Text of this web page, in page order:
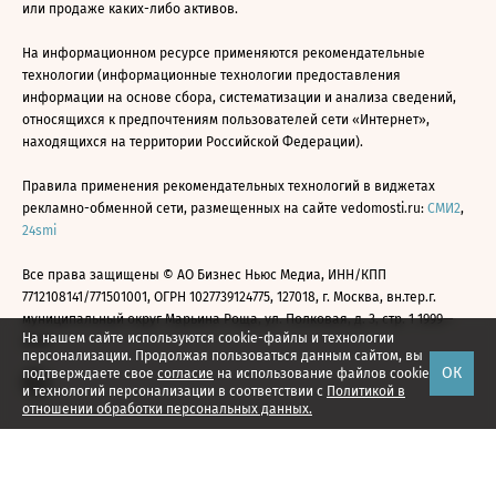
На нашем сайте используются cookie-файлы и технологии
персонализации. Продолжая пользоваться данным сайтом, вы
подтверждаете свое согласие на использование файлов cookie
и технологий персонализации в соответствии с Политикой в
отношении обработки персональных данных.
ОК
или продаже каких-либо активов.
На информационном ресурсе применяются рекомендательные
технологии (информационные технологии предоставления
информации на основе сбора, систематизации и анализа сведений,
относящихся к предпочтениям пользователей сети «Интернет»,
находящихся на территории Российской Федерации).
Правила применения рекомендательных технологий в виджетах
рекламно-обменной сети, размещенных на сайте vedomosti.ru: СМИ2,
24smi
Все права защищены © АО Бизнес Ньюс Медиа, ИНН/КПП
7712108141/771501001, ОГРН 1027739124775, 127018, г. Москва, вн.тер.г.
муниципальный округ Марьина Роща, ул. Полковая, д. 3, стр. 1 1999—
2026